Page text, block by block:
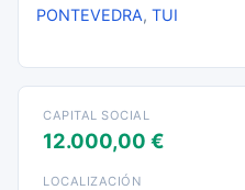
PONTEVEDRA, TUI
CAPITAL SOCIAL
12.000,00 €
LOCALIZACIÓN